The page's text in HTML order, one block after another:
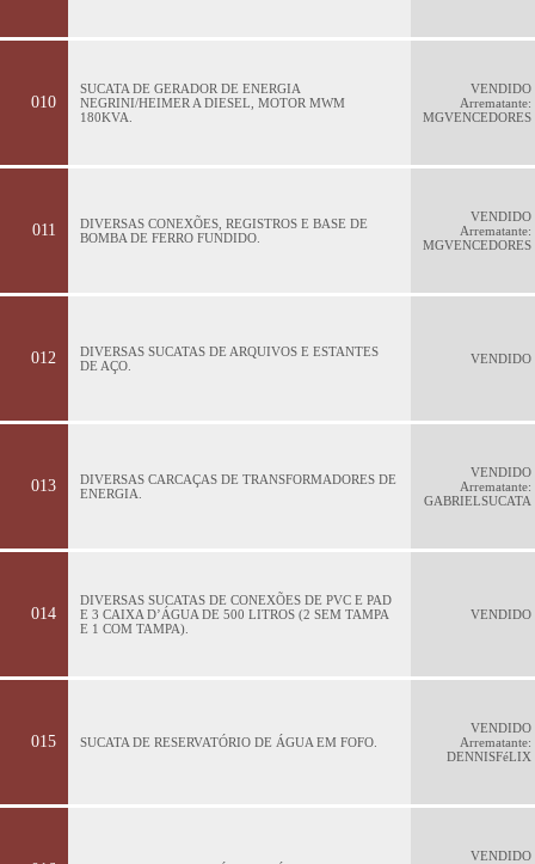
010
SUCATA DE GERADOR DE ENERGIA
NEGRINI/HEIMER A DIESEL, MOTOR MWM
180KVA.
VENDIDO
Arrematante:
MGVENCEDORES
011
DIVERSAS CONEXÕES, REGISTROS E BASE DE
BOMBA DE FERRO FUNDIDO.
VENDIDO
Arrematante:
MGVENCEDORES
012
DIVERSAS SUCATAS DE ARQUIVOS E ESTANTES
DE AÇO.
VENDIDO
013
DIVERSAS CARCAÇAS DE TRANSFORMADORES DE
ENERGIA.
VENDIDO
Arrematante:
GABRIELSUCATA
014
DIVERSAS SUCATAS DE CONEXÕES DE PVC E PAD
E 3 CAIXA D’ÁGUA DE 500 LITROS (2 SEM TAMPA
E 1 COM TAMPA).
VENDIDO
015 SUCATA DE RESERVATÓRIO DE ÁGUA EM FOFO.
VENDIDO
Arrematante:
DENNISFéLIX
VENDIDO